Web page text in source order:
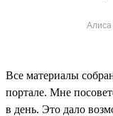
Алиса
Все материалы
портале. Мне
в день. Это дало